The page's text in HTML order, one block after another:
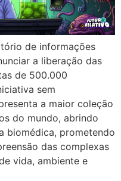
de informações
a liberação das
de 500.000
sem
a maior coleção
do mundo, abrindo
biomédica, prometendo
das complexas
vida, ambiente e